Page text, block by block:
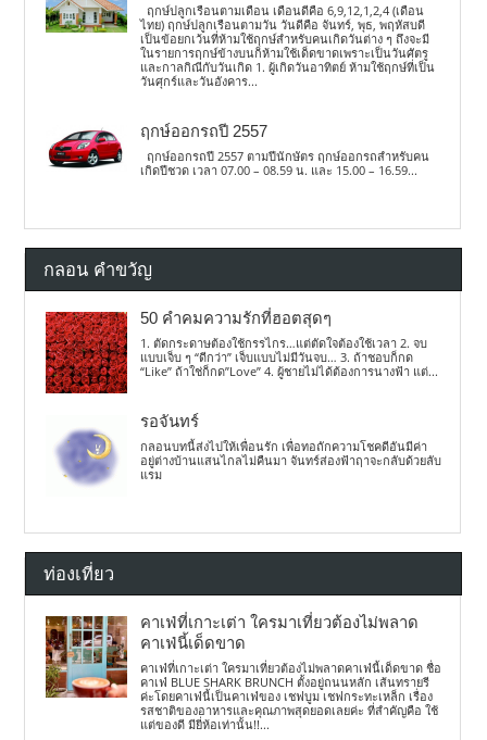
ฤกษ์ปลูกเรือนตามเดือน เดือนดีคือ 6,9,12,1,2,4 (เดือน
ไทย) ฤกษ์ปลูกเรือนตามวัน วันดีคือ จันทร์, พุธ, พฤหัสบดี
เป็นข้อยกเว้นที่ห้ามใช้ฤกษ์สำหรับคนเกิดวันต่าง ๆ ถึงจะมี
ในรายการฤกษ์ข้างบนก็ห้ามใช้เด็ดขาดเพราะเป็นวันศัตรู
และกาลกิณีกับวันเกิด 1. ผู้เกิดวันอาทิตย์ ห้ามใช้ฤกษ์ที่เป็น
วันศุกร์และวันอังคาร...
ฤกษ์ออกรถปี 2557
ฤกษ์ออกรถปี 2557 ตามปีนักษัตร ฤกษ์ออกรถสำหรับคน
เกิดปีชวด เวลา 07.00 – 08.59 น. และ 15.00 – 16.59...
กลอน คำขวัญ
50 คำคมความรักที่ฮอตสุดๆ
1. ตัดกระดาษต้องใช้กรรไกร…แต่ตัดใจต้องใช้เวลา 2. จบ
แบบเจ็บ ๆ “ดีกว่า” เจ็บแบบไม่มีวันจบ… 3. ถ้าชอบก็กด
“Like” ถ้าใช่ก็กด”Love” 4. ผู้ชายไม่ได้ต้องการนางฟ้า แต่...
รอจันทร์
กลอนบทนี้ส่งไปให้เพื่อนรัก เพื่อทอถักความโชคดีอันมีค่า
อยู่ต่างบ้านแสนไกลไม่คืนมา จันทร์ส่องฟ้าฤาจะกลับด้วยลับ
แรม
ท่องเที่ยว
คาเฟ่ที่เกาะเต่า ใครมาเที่ยวต้องไม่พลาด
คาเฟ่นี้เด็ดขาด
คาเฟ่ที่เกาะเต่า ใครมาเที่ยวต้องไม่พลาดคาเฟ่นี้เด็ดขาด ชื่อ
คาเฟ่ BLUE SHARK BRUNCH ตั้งอยู่ถนนหลัก เส้นทรายรี
ค่ะโดยคาเฟ่นี้เป็นคาเฟ่ของ เชฟบูม เชฟกระทะเหล็ก เรื่อง
รสชาติของอาหารและคุณภาพสุดยอดเลยค่ะ ที่สำคัญคือ ใช้
แต่ของดี มียี่ห้อเท่านั้น!!...